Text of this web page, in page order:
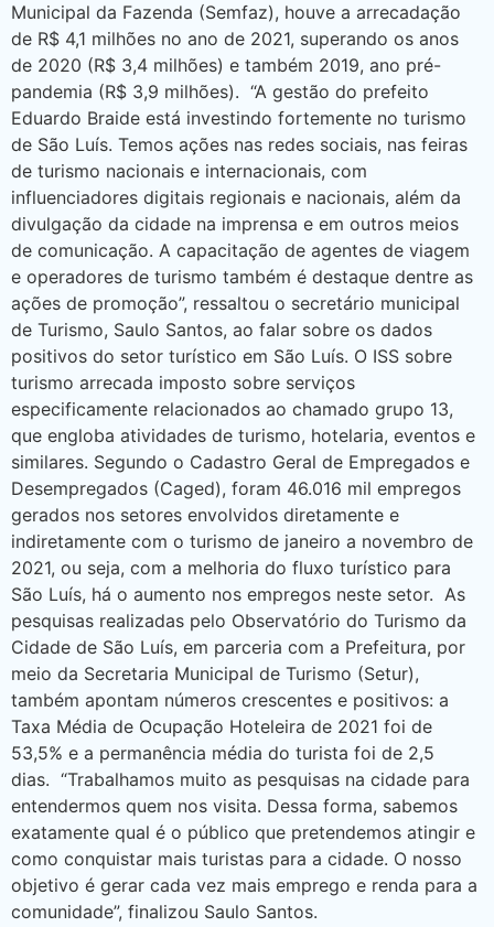
Municipal da Fazenda (Semfaz), houve a arrecadação
de R$ 4,1 milhões no ano de 2021, superando os anos
de 2020 (R$ 3,4 milhões) e também 2019, ano pré-
pandemia (R$ 3,9 milhões). “A gestão do prefeito
Eduardo Braide está investindo fortemente no turismo
de São Luís. Temos ações nas redes sociais, nas feiras
de turismo nacionais e internacionais, com
influenciadores digitais regionais e nacionais, além da
divulgação da cidade na imprensa e em outros meios
de comunicação. A capacitação de agentes de viagem
e operadores de turismo também é destaque dentre as
ações de promoção”, ressaltou o secretário municipal
de Turismo, Saulo Santos, ao falar sobre os dados
positivos do setor turístico em São Luís. O ISS sobre
turismo arrecada imposto sobre serviços
especificamente relacionados ao chamado grupo 13,
que engloba atividades de turismo, hotelaria, eventos e
similares. Segundo o Cadastro Geral de Empregados e
Desempregados (Caged), foram 46.016 mil empregos
gerados nos setores envolvidos diretamente e
indiretamente com o turismo de janeiro a novembro de
2021, ou seja, com a melhoria do fluxo turístico para
São Luís, há o aumento nos empregos neste setor. As
pesquisas realizadas pelo Observatório do Turismo da
Cidade de São Luís, em parceria com a Prefeitura, por
meio da Secretaria Municipal de Turismo (Setur),
também apontam números crescentes e positivos: a
Taxa Média de Ocupação Hoteleira de 2021 foi de
53,5% e a permanência média do turista foi de 2,5
dias. “Trabalhamos muito as pesquisas na cidade para
entendermos quem nos visita. Dessa forma, sabemos
exatamente qual é o público que pretendemos atingir e
como conquistar mais turistas para a cidade. O nosso
objetivo é gerar cada vez mais emprego e renda para a
comunidade”, finalizou Saulo Santos.